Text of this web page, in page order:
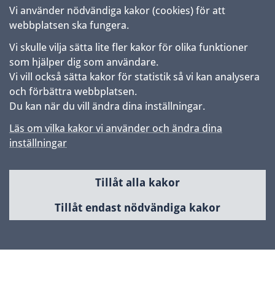
Vi använder nödvändiga kakor (cookies) för att
webbplatsen ska fungera.
Vi skulle vilja sätta lite fler kakor för olika funktioner
som hjälper dig som användare.
Vi vill också sätta kakor för statistik så vi kan analysera
och förbättra webbplatsen.
Du kan när du vill ändra dina inställningar.
Läs om vilka kakor vi använder och ändra dina
inställningar
Tillåt alla kakor
Tillåt endast nödvändiga kakor
Samhällsbyggnad & utveckling